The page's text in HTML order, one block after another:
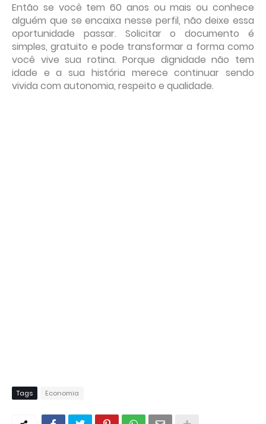
Então se você tem 60 anos ou mais ou conhece
alguém que se encaixa nesse perfil, não deixe essa
oportunidade passar. Solicitar o documento é
simples, gratuito e pode transformar a forma como
você vive sua rotina. Porque dignidade não tem
idade e a sua história merece continuar sendo
vivida com autonomia, respeito e qualidade.
Tags Economia